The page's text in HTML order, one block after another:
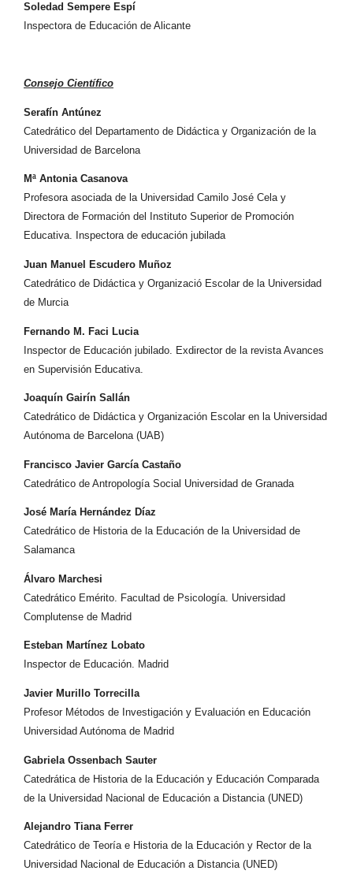
Soledad Sempere Espí
Inspectora de Educación de Alicante
Consejo Científico
Serafín Antúnez
Catedrático del Departamento de Didáctica y Organización de la
Universidad de Barcelona
Mª Antonia Casanova
Profesora asociada de la Universidad Camilo José Cela y
Directora de Formación del Instituto Superior de Promoción
Educativa. Inspectora de educación jubilada
Juan Manuel Escudero Muñoz
Catedrático de Didáctica y Organizació Escolar de la Universidad
de Murcia
Fernando M. Faci Lucia
Inspector de Educación jubilado. Exdirector de la revista Avances
en Supervisión Educativa.
Joaquín Gairín Sallán
Catedrático de Didáctica y Organización Escolar en la Universidad
Autónoma de Barcelona (UAB)
Francisco Javier García Castaño
Catedrático de Antropología Social Universidad de Granada
José María Hernández Díaz
Catedrático de Historia de la Educación de la Universidad de
Salamanca
Álvaro Marchesi
Catedrático Emérito. Facultad de Psicología. Universidad
Complutense de Madrid
Esteban Martínez Lobato
Inspector de Educación. Madrid
Javier Murillo Torrecilla
Profesor Métodos de Investigación y Evaluación en Educación
Universidad Autónoma de Madrid
Gabriela Ossenbach Sauter
Catedrática de Historia de la Educación y Educación Comparada
de la Universidad Nacional de Educación a Distancia (UNED)
Alejandro Tiana Ferrer
Catedrático de Teoría e Historia de la Educación y Rector de la
Universidad Nacional de Educación a Distancia (UNED)